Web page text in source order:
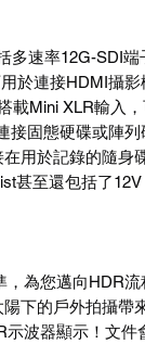
速率12G-SDI端
於連接HDMI攝
載Mini XLR輸入
接固態硬碟或陣
用於記錄的隨身
甚至還包括了
為您邁向HDR
下的戶外拍攝帶
波器顯示！文件